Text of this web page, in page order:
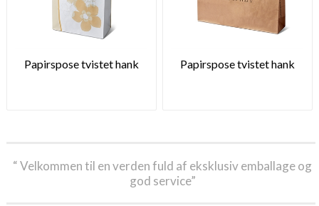
Papirspose tvistet hank Papirspose tvistet hank
“ Velkommen til en verden fuld af eksklusiv emballage og
god service”